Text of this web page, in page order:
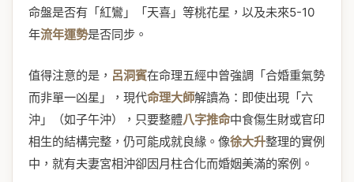
命盤是否有「紅鸞」「天喜」等桃花星，以及未來5-10
年流年運勢是否同步。
值得注意的是， 呂洞賓在命理五經中曾強調「合婚重氣勢
而非單一凶星」，現代命理大師解讀為：即使出現「六
沖」（如子午沖），只要整體八字推命中食傷生財或官印
相生的結構完整，仍可能成就良緣。像徐大升整理的實例
中，就有夫妻宮相沖卻因月柱合化而婚姻美滿的案例。